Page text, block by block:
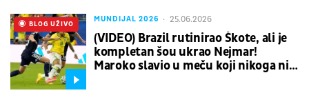
MUNDIJAL 2026 25.06.2026
(VIDEO) Brazil rutinirao Škote, ali je
kompletan šou ukrao Nejmar!
Maroko slavio u meču koji nikoga nije
UŽIVO
BLOG UŽIVO